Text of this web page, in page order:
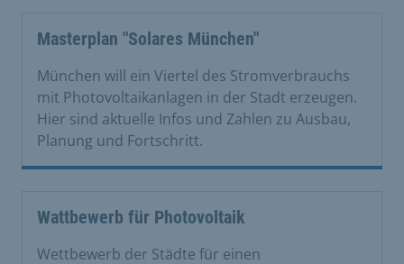
Masterplan "Solares München"
München will ein Viertel des Stromverbrauchs
mit Photovoltaikanlagen in der Stadt erzeugen.
Hier sind aktuelle Infos und Zahlen zu Ausbau,
Planung und Fortschritt.
Wattbewerb für Photovoltaik
Wettbewerb der Städte für einen